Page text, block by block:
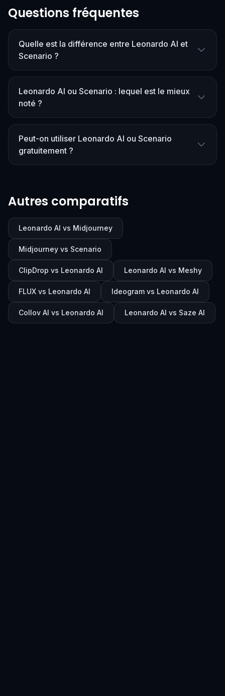
Questions fréquentes
Quelle est la différence entre Leonardo AI et
Scenario ?
Leonardo AI ou Scenario : lequel est le mieux
noté ?
Peut-on utiliser Leonardo AI ou Scenario
gratuitement ?
Autres comparatifs
Leonardo AI vs Midjourney
Midjourney vs Scenario
ClipDrop vs Leonardo AI Leonardo AI vs Meshy
FLUX vs Leonardo AI Ideogram vs Leonardo AI
Collov AI vs Leonardo AI Leonardo AI vs Saze AI